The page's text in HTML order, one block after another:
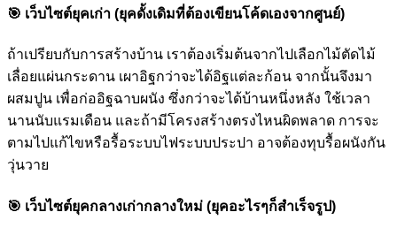
🎯 เว็บไซต์ยุคเก่า (ยุคดั้งเดิมที่ต้องเขียนโค้ดเองจากศูนย์)
ถ้าเปรียบกับการสร้างบ้าน เราต้องเริ่มต้นจากไปเลือกไม้ตัดไม้
เลื่อยแผ่นกระดาน เผาอิฐกว่าจะได้อิฐแต่ละก้อน จากนั้นจึงมา
ผสมปูน เพื่อก่ออิฐฉาบผนัง ซึ่งกว่าจะได้บ้านหนึ่งหลัง ใช้เวลา
นานนับแรมเดือน และถ้ามีโครงสร้างตรงไหนผิดพลาด การจะ
ตามไปแก้ไขหรือรื้อระบบไฟระบบประปา อาจต้องทุบรื้อผนังกัน
วุ่นวาย
🎯 เว็บไซต์ยุคกลางเก่ากลางใหม่ (ยุคอะไรๆก็สำเร็จรูป)